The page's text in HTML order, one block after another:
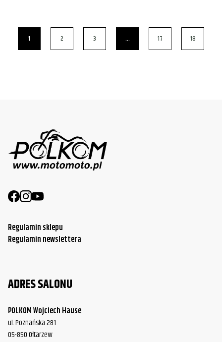
1 2 3 … 17 18
Regulamin sklepu
Regulamin newslettera
ADRES SALONU
POLKOM Wojciech Hause
ul. Poznańska 281
05-850 Ołtarzew